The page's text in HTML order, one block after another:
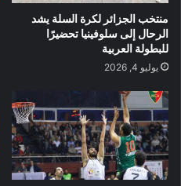
منتخب الجزائر لكرة السلة يشد
الرحال إلى سلوفينيا تحضيرًا
للبطولة العربية
يوليو 4, 2026